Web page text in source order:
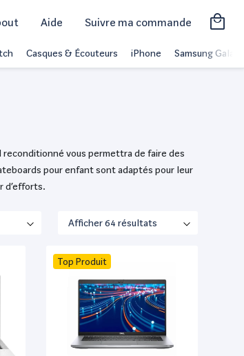
Aide Suivre ma commande
Casques & Écouteurs iPhone Samsung Galaxy
reconditionné vous permettra de faire des
pour enfant sont adaptés pour leur
d’efforts.
Top Produit